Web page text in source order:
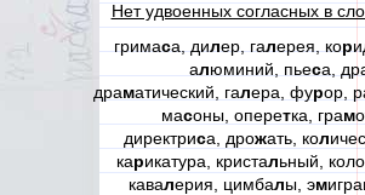
Нет удвоенных согласных в
гримаса, дилер, галерея, кор
алюминий, пьеса,
драматический, галера, фурор,
масоны, оперетка, грам
директриса, дрожать, кол
карикатура, кристальный, коло
кавалерия, цимбалы, эм